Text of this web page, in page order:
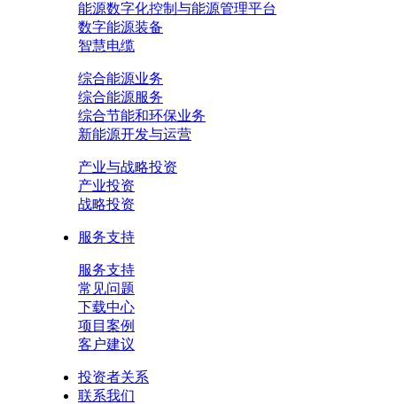
能源数字化控制与能源管理平台
数字能源装备
智慧电缆
综合能源业务
综合能源服务
综合节能和环保业务
新能源开发与运营
产业与战略投资
产业投资
战略投资
服务支持
服务支持
常见问题
下载中心
项目案例
客户建议
投资者关系
联系我们